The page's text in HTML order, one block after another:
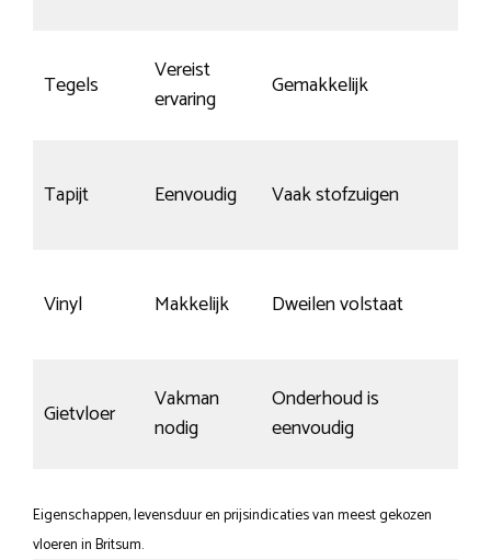
Tegels
Vereist
ervaring
Gemakkelijk
Tapijt Eenvoudig Vaak stofzuigen
Vinyl Makkelijk Dweilen volstaat
Gietvloer
Vakman
nodig
Onderhoud is
eenvoudig
Eigenschappen, levensduur en prijsindicaties van meest gekozen
vloeren in Britsum.